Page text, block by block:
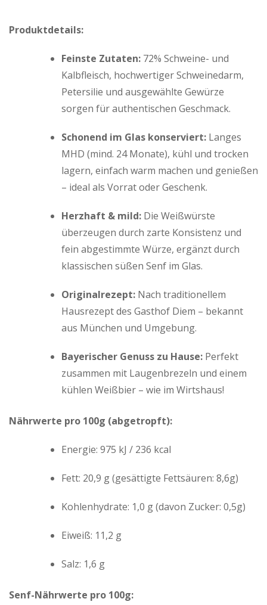
Produktdetails:
Feinste Zutaten: 72% Schweine- und
Kalbfleisch, hochwertiger Schweinedarm,
Petersilie und ausgewählte Gewürze
sorgen für authentischen Geschmack.
Schonend im Glas konserviert: Langes
MHD (mind. 24 Monate), kühl und trocken
lagern, einfach warm machen und genießen
– ideal als Vorrat oder Geschenk.
Herzhaft & mild: Die Weißwürste
überzeugen durch zarte Konsistenz und
fein abgestimmte Würze, ergänzt durch
klassischen süßen Senf im Glas.
Originalrezept: Nach traditionellem
Hausrezept des Gasthof Diem – bekannt
aus München und Umgebung.​
Bayerischer Genuss zu Hause: Perfekt
zusammen mit Laugenbrezeln und einem
kühlen Weißbier – wie im Wirtshaus!
Nährwerte pro 100g (abgetropft):
Energie: 975 kJ / 236 kcal
Fett: 20,9 g (gesättigte Fettsäuren: 8,6g)
Kohlenhydrate: 1,0 g (davon Zucker: 0,5g)
Eiweiß: 11,2 g
Salz: 1,6 g
Senf-Nährwerte pro 100g: